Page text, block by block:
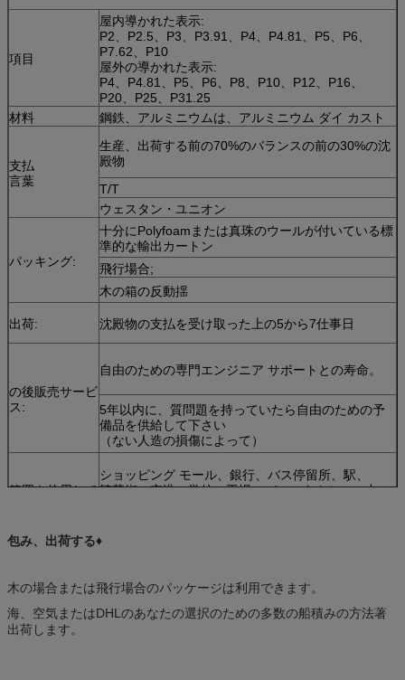
項目
屋内導かれた表示:
P2、P2.5、P3、P3.91、P4、P4.81、P5、P6、
P7.62、P10
屋外の導かれた表示:
P4、P4.81、P5、P6、P8、P10、P12、P16、
P20、P25、P31.25
材料
鋼鉄、アルミニウムは、アルミニウム ダイ カスト
支払
言葉
生産、出荷する前の70%のバランスの前の30%の沈
殿物
T/T
ウェスタン・ユニオン
パッキング:
十分にPolyfoamまたは真珠のウールが付いている標
準的な輸出カートン
飛行場合;
木の箱の反動揺
出荷: 沈殿物の支払を受け取った上の5から7仕事日
の後販売サービ
ス:
自由のための専門エンジニア サポートとの寿命。
5年以内に、質問題を持っていたら自由のための予
備品を供給して下さい
（ない人造の損傷によって）
範囲を使用して
ショッピング モール、銀行、バス停留所、駅、
繁華街、空港、学校、工場、バス、タクシーの中
包み、出荷する♦
木の場合または飛行場合のパッケージは利用できます。
海、空気またはDHLのあなたの選択のための多数の船積みの方法著
出荷します。